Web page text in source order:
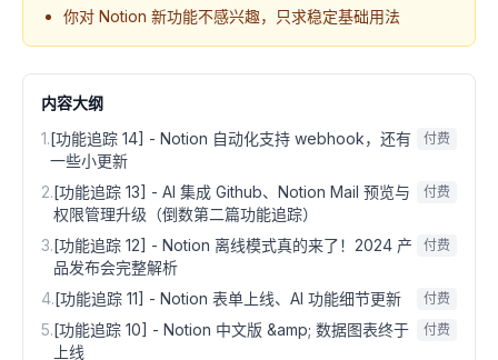
你对 Notion 新功能不感兴趣，只求稳定基础用法
内容大纲
1.[功能追踪 14] - Notion 自动化支持 webhook，还有
一些小更新
付费
2.[功能追踪 13] - AI 集成 Github、Notion Mail 预览与
权限管理升级（倒数第二篇功能追踪）
付费
3.[功能追踪 12] - Notion 离线模式真的来了！2024 产
品发布会完整解析
付费
4.[功能追踪 11] - Notion 表单上线、AI 功能细节更新 付费
5.[功能追踪 10] - Notion 中文版 &amp; 数据图表终于
上线
付费